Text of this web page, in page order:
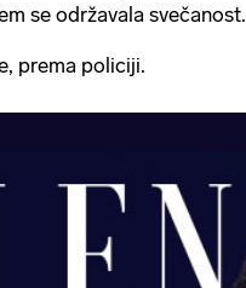
se održavala svečanost.
prema policiji.